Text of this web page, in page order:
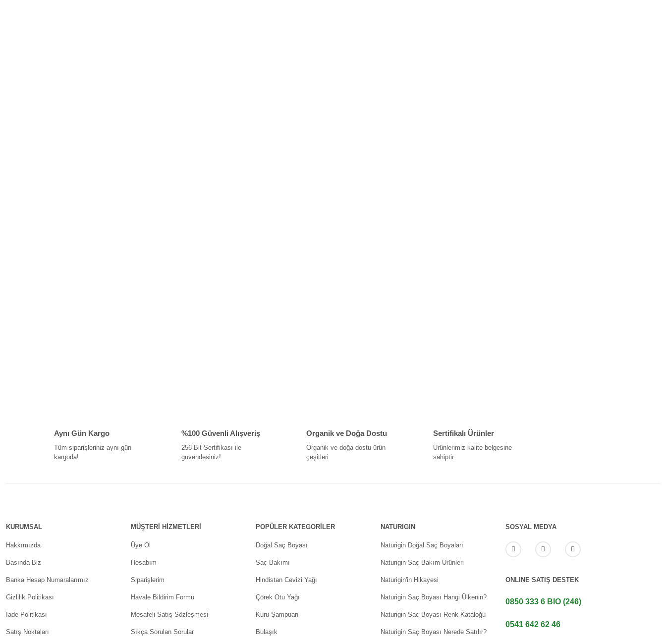
Aynı Gün Kargo
Tüm siparişleriniz aynı gün
kargoda!
%100 Güvenli Alışveriş
256 Bit Sertifikası ile
güvendesiniz!
Organik ve Doğa Dostu
Organik ve doğa dostu ürün
çeşitleri
Sertifikalı Ürünler
Ürünlerimiz kalite belgesine
sahiptir
KURUMSAL
Hakkımızda
Basında Biz
Banka Hesap Numaralarımız
Gizlilik Politikası
İade Politikası
Satış Noktaları
MÜŞTERİ HİZMETLERİ
Üye Ol
Hesabım
Siparişlerim
Havale Bildirim Formu
Mesafeli Satış Sözleşmesi
Sıkça Sorulan Sorular
POPÜLER KATEGORİLER
Doğal Saç Boyası
Saç Bakımı
Hindistan Cevizi Yağı
Çörek Otu Yağı
Kuru Şampuan
Bulaşık
NATURIGIN
Naturigin Doğal Saç Boyaları
Naturigin Saç Bakım Ürünleri
Naturigin'in Hikayesi
Naturigin Saç Boyası Hangi Ülkenin?
Naturigin Saç Boyası Renk Kataloğu
Naturigin Saç Boyası Nerede Satılır?
SOSYAL MEDYA
ONLINE SATIŞ DESTEK
0850 333 6 BIO (246)
0541 642 62 46